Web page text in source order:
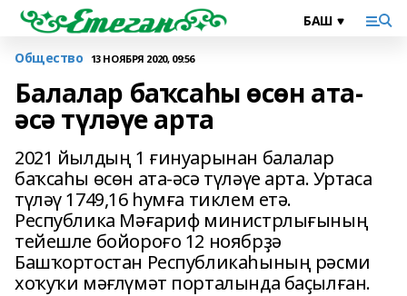
Общество 13 НОЯБРЯ 2020, 09:56
Балалар баҡсаһы өсөн ата-
әсә түләүе арта
2021 йылдың 1 ғинуарынан балалар
баҡсаһы өсөн ата-әсә түләүе арта. Уртаса
түләү 1749,16 һумға тиклем етә.
Республика Мәғариф министрлығының
тейешле бойороғо 12 ноябрҙә
Башҡортостан Республикаһының рәсми
хоҡуҡи мәғлүмәт порталында баҫылған.